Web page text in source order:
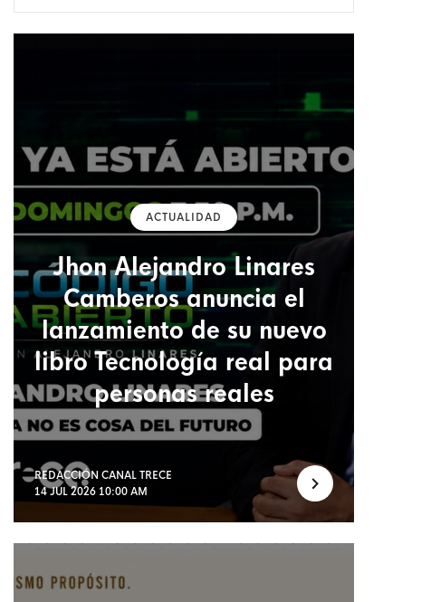
ACTUALIDAD
Jhon Alejandro Linares
Camberos anuncia el
lanzamiento de su nuevo
libro Tecnología real para
personas reales
REDACCIÓN CANAL TRECE
14 JUL 2026 10:00 AM